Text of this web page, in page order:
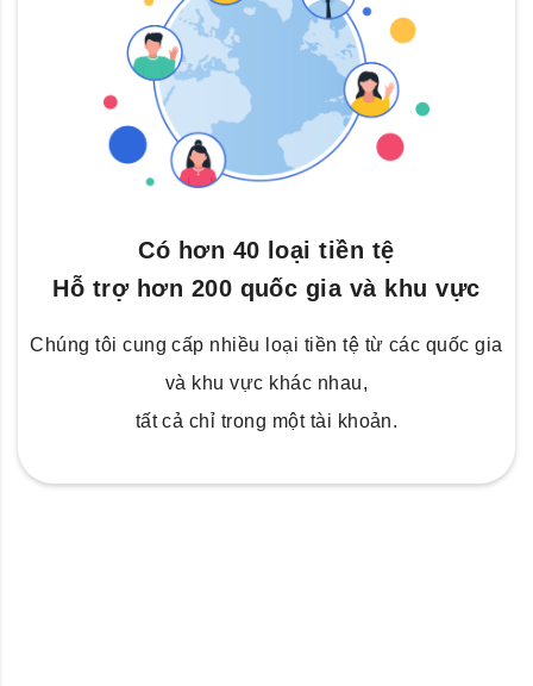
Có hơn 40 loại tiền tệ
Hỗ trợ hơn 200 quốc gia và khu vực
Chúng tôi cung cấp nhiều loại tiền tệ từ các quốc gia
và khu vực khác nhau,
tất cả chỉ trong một tài khoản.